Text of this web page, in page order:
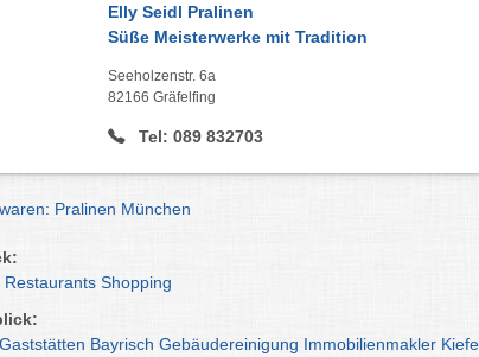
Elly Seidl Pralinen
Süße Meisterwerke mit Tradition
Seeholzenstr. 6a
82166 Gräfelfing
Tel: 089 832703
Pralinen München
Restaurants Shopping
Gaststätten Bayrisch Gebäudereinigung Immobilienmakler